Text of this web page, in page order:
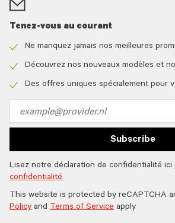
Tenez-vous au courant
icon
Ne manquez jamais nos meilleures
icon
Découvrez nos nouveaux modèles et
Des offres uniques spécialement pour
address
Subscribe
Lisez notre déclaration de confidentialité ici
confidentialité
This website is protected by reCAPTCHA
Policy and Terms of Service apply